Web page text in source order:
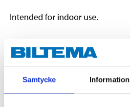
Samtycke Information
Intended for indoor use.
Technical specifications
Length
1 m